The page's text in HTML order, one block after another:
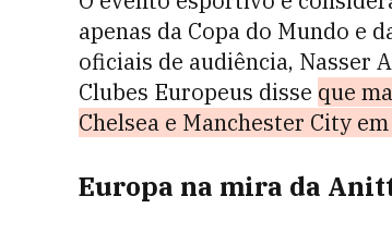
apenas da Copa do Mundo e
oficiais de audiência, Nasser
Clubes Europeus disse que
Chelsea e Manchester City
Europa na mira da